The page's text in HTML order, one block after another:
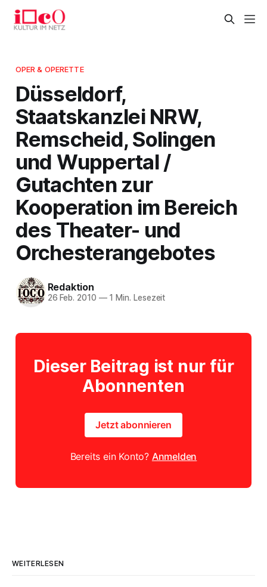
OPER & OPERETTE
Düsseldorf,
Staatskanzlei NRW,
Remscheid, Solingen
und Wuppertal /
Gutachten zur
Kooperation im Bereich
des Theater- und
Orchesterangebotes
Redaktion
26 Feb. 2010 —1 Min. Lesezeit
Dieser Beitrag ist nur für
Abonnenten
Jetzt abonnieren
Bereits ein Konto? Anmelden
WEITERLESEN